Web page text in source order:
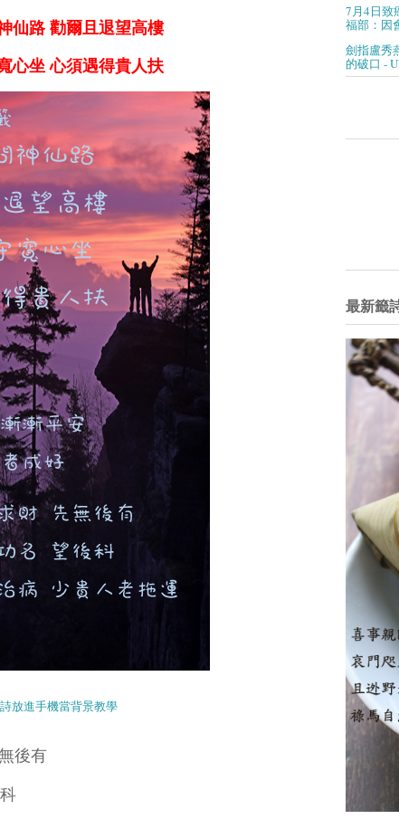
仙路 勸爾且退望高樓
心坐 心須遇得貴人扶
放進手機當背景教學
後有
7月4日致
福部：因
劍指盧秀
的破口 -
最新籤